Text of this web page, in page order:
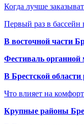
Когда лучше
Первый раз в бассейн
В восточной части
Фестиваль органной
В Брестской
Что влияет на
Крупные районы